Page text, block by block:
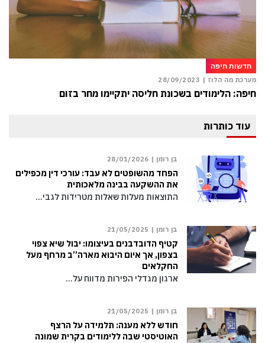
חדשות חיפה
מערכת מה הלוז | 28/09/2023
חיפה: הלימודים בשכונת חליסה יתקיימו מחר בזום
עוד כותרות
בן רומן | 28/01/2026
הפחד מהשופטים לא עבד: עורכי דין מכפילים
את ההשקעה בבינה מלאכותית
התוצאות מעלות שאלות מטרידות לגבי…
בן רומן | 21/05/2025
קטיף הדובדבנים בעיצומו: יבול שיא צפוי
בצפון, אך איום היבוא מארה”ב מרחף מעל
החקלאים
ארגון מגדלי הפירות מדווח על…
בן רומן | 21/05/2025
חודש ללא מענה: תלמידה על הרצף
האוטיסטי שבה ללימודים בקרית שמונה